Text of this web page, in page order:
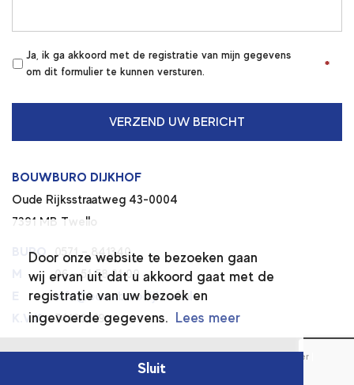
Door onze website te bezoeken gaan
wij ervan uit dat u akkoord gaat met de
registratie van uw bezoek en
ingevoerde gegevens. Lees meer
Sluit
*
*
Ja, ik ga akkoord met de registratie van mijn gegevens
om dit formulier te kunnen versturen.
BOUWBURO DIJKHOF
Oude Rijksstraatweg 43-0004
7391 MB Twello
BURO 0571 – 841340
06 – 51 58 31 09
info@bouwburodijkhof.nl
K.V.K. 74196669
Disclaimer